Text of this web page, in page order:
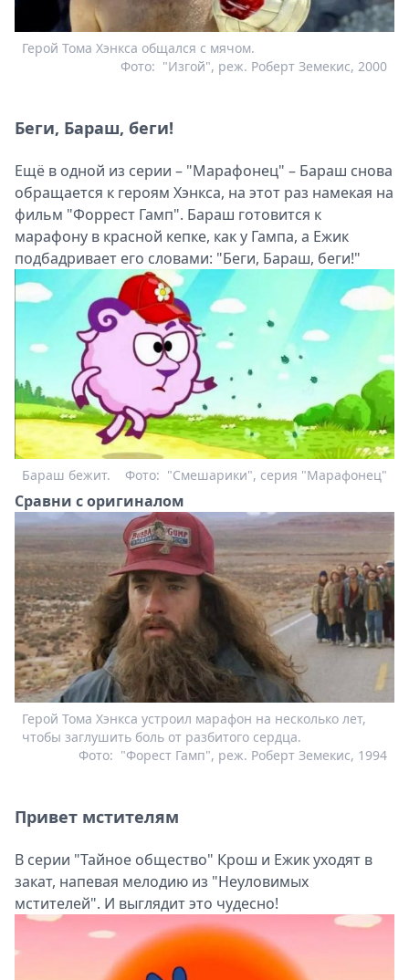
Герой Тома Хэнкса общался с мячом.
"Изгой", реж. Роберт Земекис, 2000
Фото:
Беги, Бараш, беги!
Ещё в одной из серии – "Марафонец" – Бараш снова
обращается к героям Хэнкса, на этот раз намекая на
фильм "Форрест Гамп". Бараш готовится к
марафону в красной кепке, как у Гампа, а Ежик
подбадривает его словами: "Беги, Бараш, беги!"
Бараш бежит. "Смешарики", серия "Марафонец"
Фото:
Сравни с оригиналом
Герой Тома Хэнкса устроил марафон на несколько лет,
чтобы заглушить боль от разбитого сердца.
"Форест Гамп", реж. Роберт Земекис, 1994
Фото:
Привет мстителям
В серии "Тайное общество" Крош и Ежик уходят в
закат, напевая мелодию из "Неуловимых
мстителей". И выглядит это чудесно!